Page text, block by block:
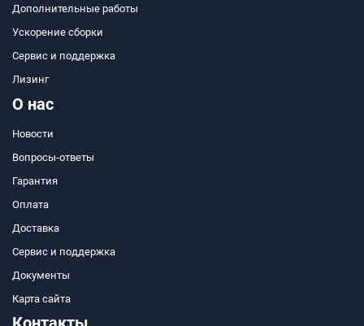
Дополнительные работы
Ускорение сборки
Сервис и поддержка
Лизинг
О нас
Новости
Вопросы-ответы
Гарантия
Оплата
Доставка
Сервис и поддержка
Документы
Карта сайта